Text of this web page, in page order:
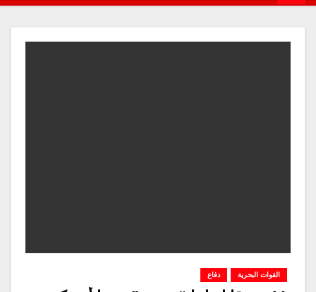
القوات البحرية دفاع